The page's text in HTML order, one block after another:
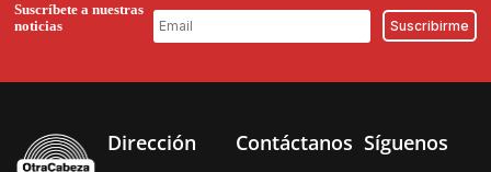
Suscríbete a nuestras
noticias
Dirección Contáctanos Síguenos